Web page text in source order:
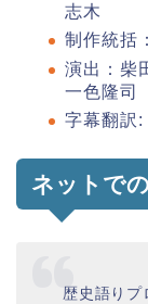
志木
制作統括
演出：柴
一色隆司
字幕翻訳:
ネットで
歴史語りプ